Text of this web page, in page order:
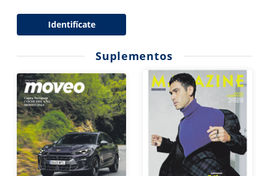
Identifícate
Suplementos